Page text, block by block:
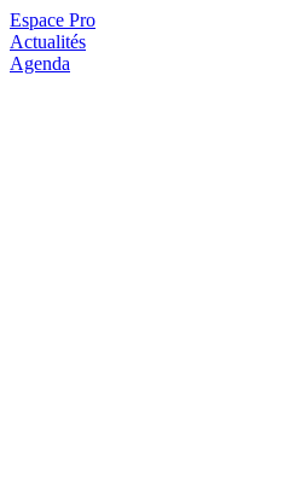
Espace Pro
Actualités
Agenda